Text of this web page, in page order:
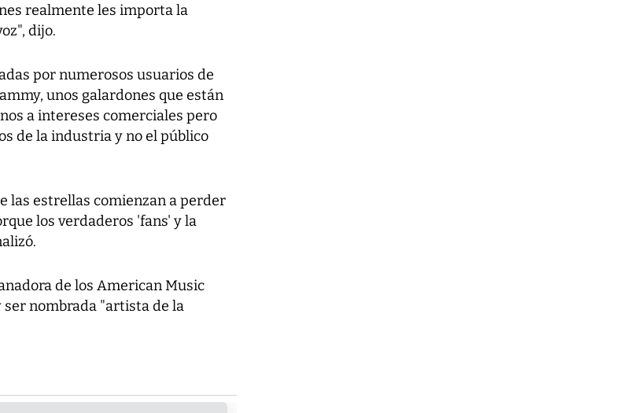
realmente les importa la
dijo.
por numerosos usuarios de
unos galardones que están
a intereses comerciales pero
de la industria y no el público
las estrellas comienzan a perder
los verdaderos 'fans' y la
de los American Music
ser nombrada "artista de la